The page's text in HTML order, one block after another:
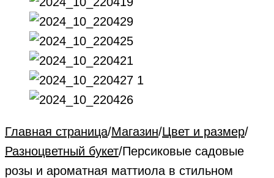
Главная страница/Магазин/Цвет и размер/
Разноцветный букет/Персиковые садовые
розы и ароматная маттиола в стильном